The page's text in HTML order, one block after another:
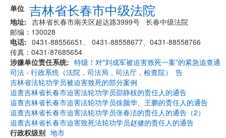
单位 吉林省长春市中级法院
地址
吉林省长春市南关区超达路3999号 长春中级法院
邮编：130028
电话
0431-88556651、 0431-88558677、0431-88558766
传真：0431-87685654
涉嫌单位责任系统
司法 - 行政系统（法院，司法局，司法厅，检查院）
特级！对"刘成军被迫害致死一案”的紧急追查通
告
吉林省法轮功学员被迫害致死的部分案例
追查吉林省长春市迫害法轮功学员邵静枝的责任人的通告
追查吉林省长春市迫害法轮功学员徐颜华、王鹏的责任人的通告
追查吉林省长春市迫害法轮功学员张春洁的责任人的通告（2）
追查吉林省长春市迫害致死法轮功学员赵健的责任人的通告
行政权级别 地市